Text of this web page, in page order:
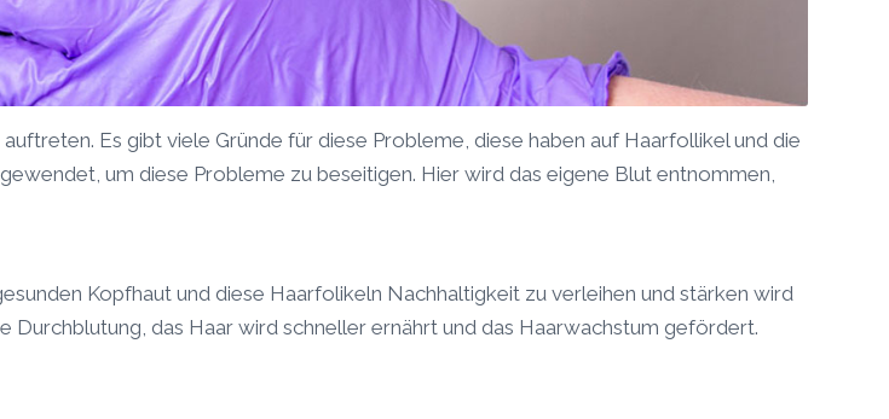
Es gibt viele Gründe für diese Probleme, diese haben auf Haarfollikel und die
um diese Probleme zu beseitigen. Hier wird das eigene Blut entnommen,
Kopfhaut und diese Haarfolikeln Nachhaltigkeit zu verleihen und stärken wird
das Haar wird schneller ernährt und das Haarwachstum gefördert.